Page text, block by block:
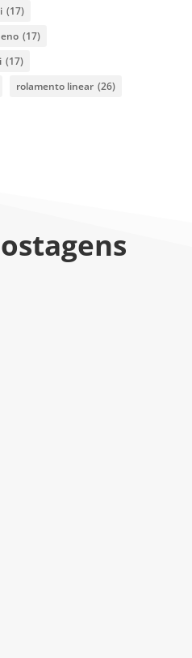
(17)
(17)
(17)
rolamento linear (26)